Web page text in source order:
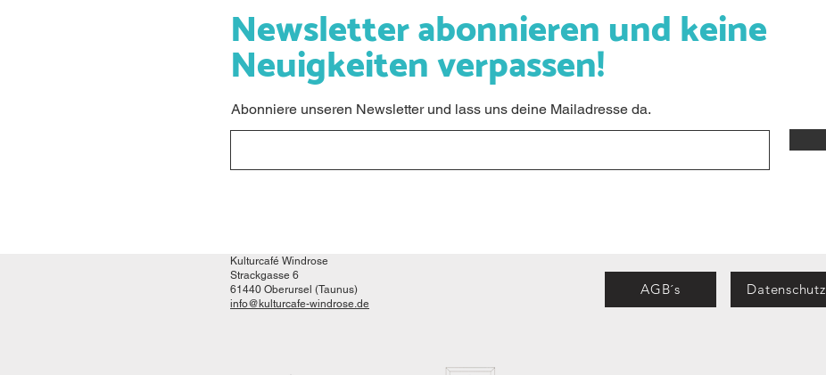
Newsletter abonnieren und keine
Neuigkeiten verpassen!
Abonniere unseren Newsletter und lass uns deine Mailadresse da.
Kulturcafé Windrose
Strackgasse 6
61440 Oberursel (Taunus)
info@kulturcafe-windrose.de
AGB´s Datenschutz